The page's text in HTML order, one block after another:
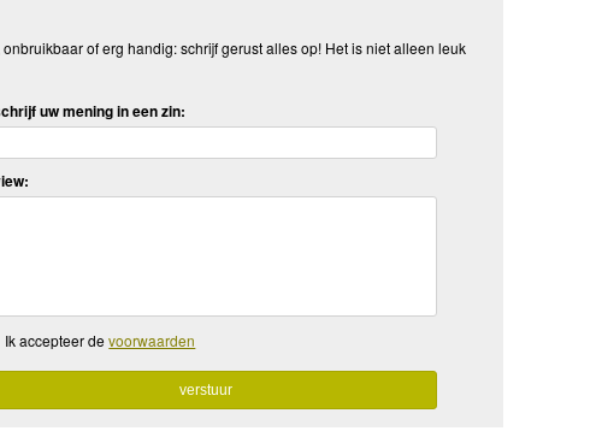
of erg handig: schrijf gerust alles op! Het is niet alleen leuk
uw mening in een zin:
Ik accepteer devoorwaarden